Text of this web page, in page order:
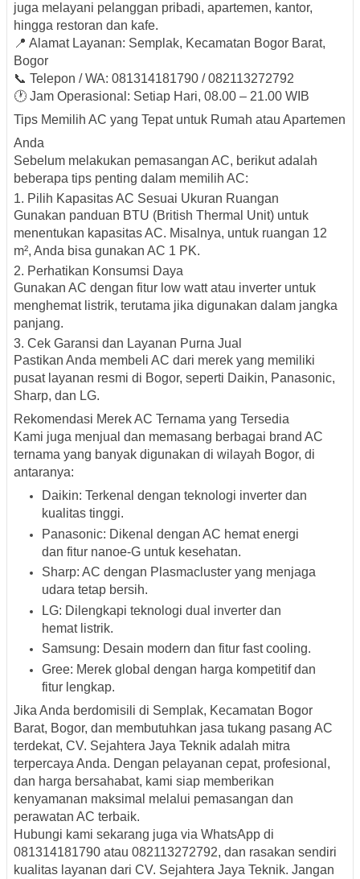
juga melayani pelanggan pribadi, apartemen, kantor,
hingga restoran dan kafe.
📍 Alamat Layanan: Semplak, Kecamatan Bogor Barat,
Bogor
📞 Telepon / WA: 081314181790 / 082113272792
🕐 Jam Operasional: Setiap Hari, 08.00 – 21.00 WIB
Tips Memilih AC yang Tepat untuk Rumah atau Apartemen
Anda
Sebelum melakukan pemasangan AC, berikut adalah
beberapa tips penting dalam memilih AC:
1. Pilih Kapasitas AC Sesuai Ukuran Ruangan
Gunakan panduan BTU (British Thermal Unit) untuk
menentukan kapasitas AC. Misalnya, untuk ruangan 12
m², Anda bisa gunakan AC 1 PK.
2. Perhatikan Konsumsi Daya
Gunakan AC dengan fitur low wattatau inverter untuk
menghemat listrik, terutama jika digunakan dalam jangka
panjang.
3. Cek Garansi dan Layanan Purna Jual
Pastikan Anda membeli AC dari merek yang memiliki
pusat layanan resmi di Bogor, seperti Daikin, Panasonic,
Sharp, dan LG.
Rekomendasi Merek AC Ternama yang Tersedia
Kami juga menjual dan memasang berbagai brand AC
ternama yang banyak digunakan di wilayah Bogor, di
antaranya:
Daikin: Terkenal dengan teknologi inverter dan
kualitas tinggi.
Panasonic: Dikenal dengan AC hemat energi
dan fitur nanoe-G untuk kesehatan.
Sharp: AC dengan Plasmacluster yang menjaga
udara tetap bersih.
LG: Dilengkapi teknologi dual inverter dan
hemat listrik.
Samsung: Desain modern dan fitur fast cooling.
Gree: Merek global dengan harga kompetitif dan
fitur lengkap.
Jika Anda berdomisili di Semplak, Kecamatan Bogor
Barat, Bogor, dan membutuhkan jasa tukang pasang AC
terdekat, CV. Sejahtera Jaya Teknik adalah mitra
terpercaya Anda. Dengan pelayanan cepat, profesional,
dan harga bersahabat, kami siap memberikan
kenyamanan maksimal melalui pemasangan dan
perawatan AC terbaik.
Hubungi kami sekarang juga via WhatsApp di
081314181790 atau 082113272792, dan rasakan sendiri
kualitas layanan dari CV. Sejahtera Jaya Teknik. Jangan